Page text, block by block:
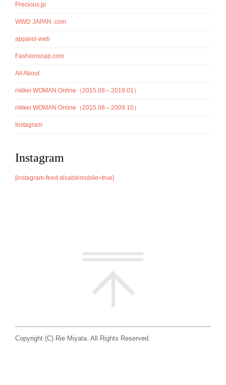
Precious.jp
WWD JAPAN .com
apparel-web
Fashionsnap.com
All About
nikkei WOMAN Online（2015.09～2019.01）
nikkei WOMAN Online（2015.08～2009.10）
Instagram
Instagram
[instagram-feed disablemobile=true]
Copyright (C) Rie Miyata. All Rights Reserved.